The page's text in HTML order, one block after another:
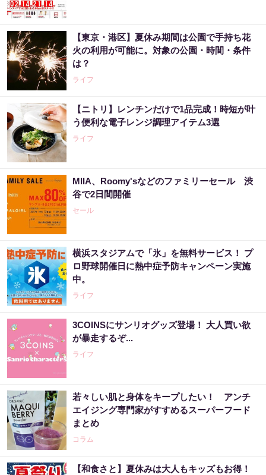
【東京・港区】夏休み期間は公園で手持ち花
火の利用が可能に。対象の公園・時間・条件
は？
ライフ
【ニトリ】レンチンだけで1品完成！時短が叶
う便利な電子レンジ調理アイテム3選
ライフ
MIIA、Roomy'sなどのファミリーセール 渋
谷で2日間開催
セール
横浜スタジアムで「氷」を無料サービス！ プ
ロ野球開催日に熱中症予防キャンペーン実施
中。
ライフ
3COINSにサンリオグッズ登場！ 大人買い欲
が暴走するぞ...
ライフ
若々しい肌と身体をキープしたい！ アンチ
エイジング専門家がすすめるスーパーフード
まとめ
コラム
【和食さと】夏休みは大人もキッズもお得！